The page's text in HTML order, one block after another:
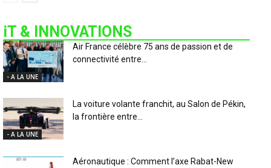
iT & INNOVATIONS
- A LA UNE
Air France célèbre 75 ans de passion et de
connectivité entre...
- A LA UNE
La voiture volante franchit, au Salon de Pékin,
la frontière entre...
Aéronautique : Comment l’axe Rabat-New